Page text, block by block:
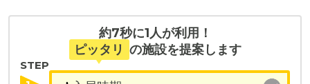
約7秒に1人が利用！
ピッタリ の施設を提案します
STEP